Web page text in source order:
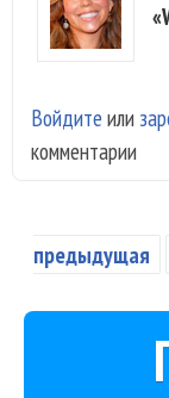
Войдите или
комментарии
Страницы
предыдущая